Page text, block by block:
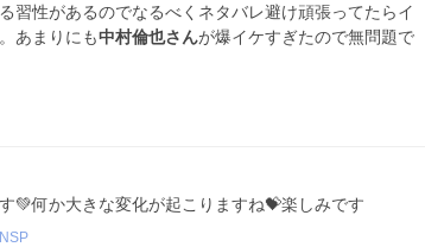
習性があるのでなるべくネタバレ避け頑張ってたらイ
あまりにも中村倫也さんが爆イケすぎたので無問題で
💚何か大きな変化が起こりますね💝楽しみです